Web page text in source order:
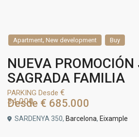
Apartment, New development Buy
NUEVA
SAGRADA FAMILIA
PARKING Desde €
34.000
Desde € 685.000
SARDENYA 350, Barcelona, Eixample